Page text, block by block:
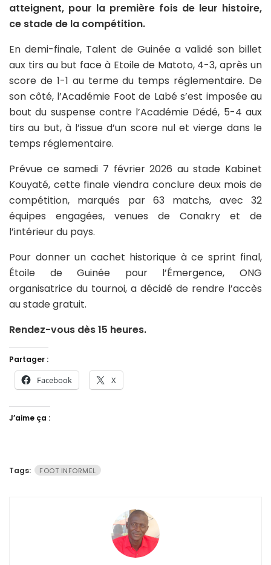
atteignent, pour la première fois de leur histoire,
ce stade de la compétition.
En demi-finale, Talent de Guinée a validé son billet
aux tirs au but face à Etoile de Matoto, 4-3, après un
score de 1-1 au terme du temps réglementaire. De
son côté, l’Académie Foot de Labé s’est imposée au
bout du suspense contre l’Académie Dédé, 5-4 aux
tirs au but, à l’issue d’un score nul et vierge dans le
temps réglementaire.
Prévue ce samedi 7 février 2026 au stade Kabinet
Kouyaté, cette finale viendra conclure deux mois de
compétition, marqués par 63 matchs, avec 32
équipes engagées, venues de Conakry et de
l’intérieur du pays.
Pour donner un cachet historique à ce sprint final,
Étoile de Guinée pour l’Émergence, ONG
organisatrice du tournoi, a décidé de rendre l’accès
au stade gratuit.
Rendez-vous dès 15 heures.
Partager :
Facebook X
J’aime ça :
Tags: FOOT INFORMEL